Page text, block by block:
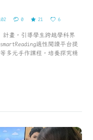
0 21 6
計畫，引導學生跨越學科界
適性閱讀平台提
多元手作課程，培養探究精